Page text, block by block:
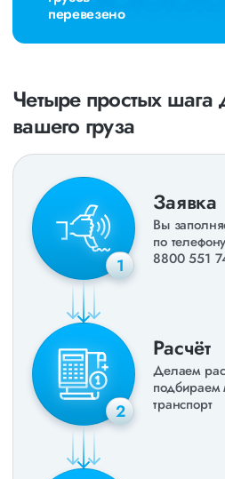
перевезено
Четыре простых шага
вашего груза
1
Заявка
Вы
по телефону
8800 551
2
Расчёт
Делаем
подбираем
транспорт